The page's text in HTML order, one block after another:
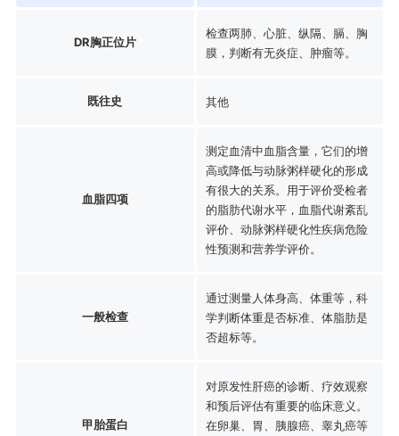
DR胸正位片
检查两肺、心脏、纵隔、膈、胸
膜，判断有无炎症、肿瘤等。
既往史 其他
血脂四项
测定血清中血脂含量，它们的增
高或降低与动脉粥样硬化的形成
有很大的关系。用于评价受检者
的脂肪代谢水平，血脂代谢紊乱
评价、动脉粥样硬化性疾病危险
性预测和营养学评价。
一般检查
通过测量人体身高、体重等，科
学判断体重是否标准、体脂肪是
否超标等。
甲胎蛋白
对原发性肝癌的诊断、疗效观察
和预后评估有重要的临床意义。
在卵巢、胃、胰腺癌、睾丸癌等